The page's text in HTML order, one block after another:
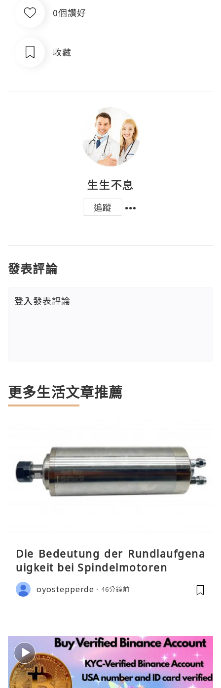
0個讚好
收藏
生生不息
追蹤
發表評論
登入發表評論
更多生活文章推薦
Die Bedeutung der Rundlaufgena
uigkeit bei Spindelmotoren
oyostepperde 46分鐘前